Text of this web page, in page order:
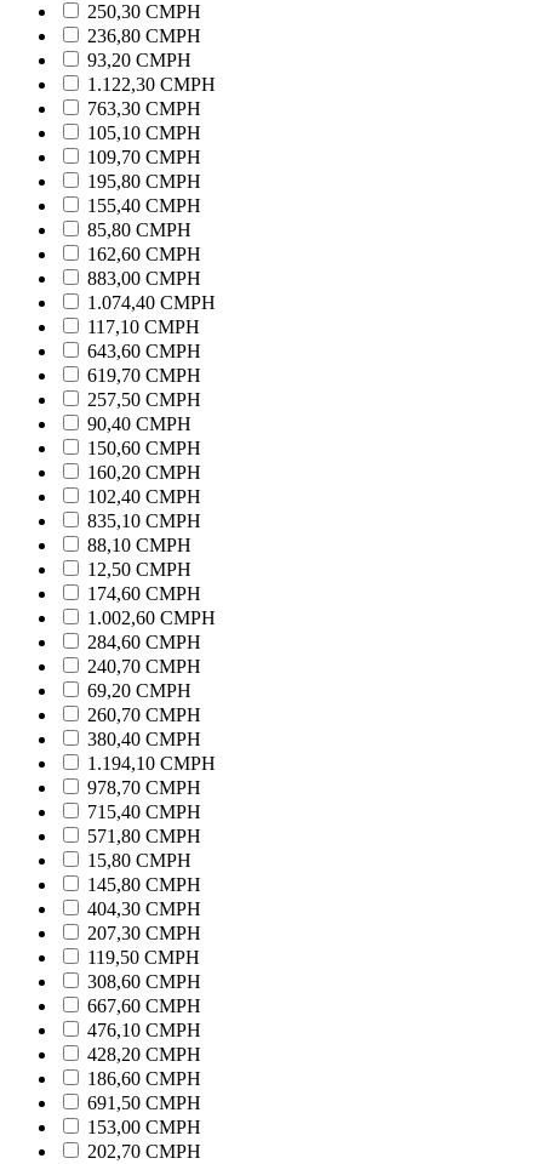
250,30 CMPH
236,80 CMPH
93,20 CMPH
1.122,30 CMPH
763,30 CMPH
105,10 CMPH
109,70 CMPH
195,80 CMPH
155,40 CMPH
85,80 CMPH
162,60 CMPH
883,00 CMPH
1.074,40 CMPH
117,10 CMPH
643,60 CMPH
619,70 CMPH
257,50 CMPH
90,40 CMPH
150,60 CMPH
160,20 CMPH
102,40 CMPH
835,10 CMPH
88,10 CMPH
12,50 CMPH
174,60 CMPH
1.002,60 CMPH
284,60 CMPH
240,70 CMPH
69,20 CMPH
260,70 CMPH
380,40 CMPH
1.194,10 CMPH
978,70 CMPH
715,40 CMPH
571,80 CMPH
15,80 CMPH
145,80 CMPH
404,30 CMPH
207,30 CMPH
119,50 CMPH
308,60 CMPH
667,60 CMPH
476,10 CMPH
428,20 CMPH
186,60 CMPH
691,50 CMPH
153,00 CMPH
202,70 CMPH